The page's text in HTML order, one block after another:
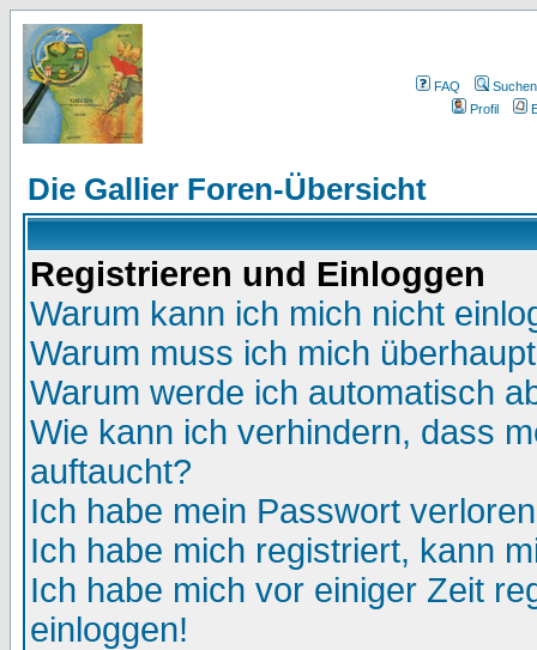
FAQ
Suchen
Profil
Die Gallier Foren-Übersicht
Registrieren und Einloggen
Warum kann ich mich nicht
Warum muss ich mich
Warum werde ich automatisch
Wie kann ich verhindern, dass
auftaucht?
Ich habe mein Passwort
Ich habe mich registriert, kann
Ich habe mich vor einiger Zeit
einloggen!